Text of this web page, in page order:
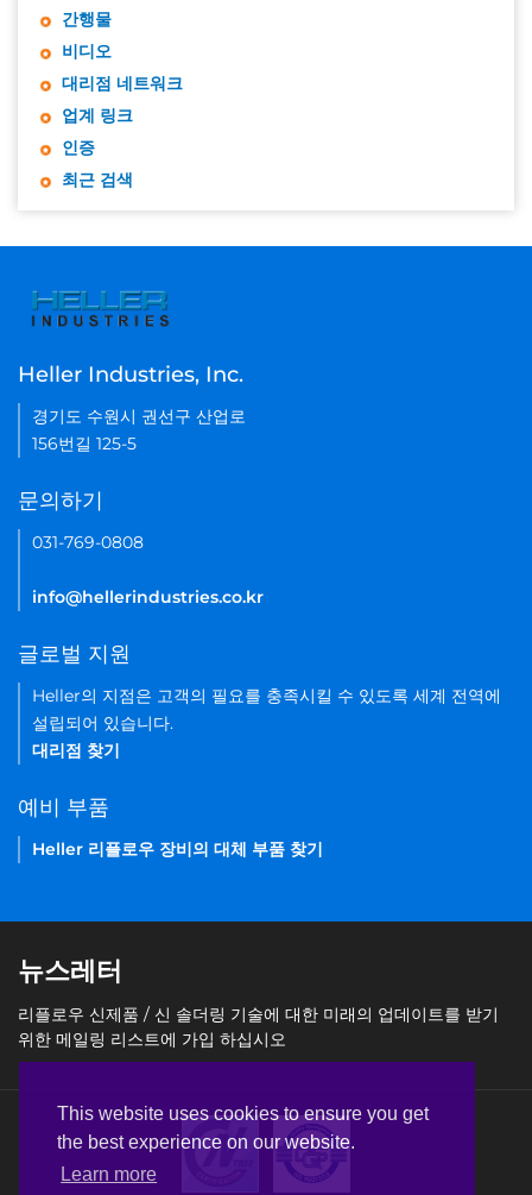
This website uses cookies to ensure you get
the best experience on our website.
Learn more
간행물
비디오
대리점 네트워크
업계 링크
인증
최근 검색
Heller Industries, Inc.
경기도 수원시 권선구 산업로
156번길 125-5
문의하기
031-769-0808
info@hellerindustries.co.kr
글로벌 지원
Heller의 지점은 고객의 필요를 충족시킬 수 있도록 세계 전역에
설립되어 있습니다.
대리점 찾기
예비 부품
Heller 리플로우 장비의 대체 부품 찾기
뉴스레터
리플로우 신제품 / 신 솔더링 기술에 대한 미래의 업데이트를 받기
위한 메일링 리스트에 가입 하십시오